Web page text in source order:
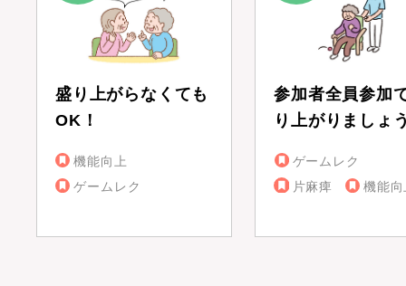
盛り上がらなくても
OK！
機能向上
ゲームレク
参加者全員参加
り上がりましょ
ゲームレク
片麻痺
機能向